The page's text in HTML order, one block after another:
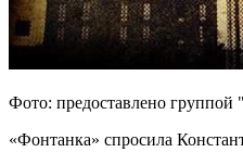
Фото: предоставлено группой
«Фонтанка» спросила